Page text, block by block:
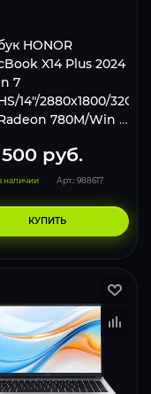
HONOR
X14 Plus 2024
7
14"/2880x1800/32Gb/
780M/Win 11
руб.
наличии Арт.: 988617
КУПИТЬ